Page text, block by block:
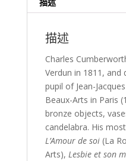
描述
描述
Charles
Verdun in 1811, and
pupil of Jean-
Beaux-Arts in Paris
bronze objects,
candelabra. His
L’Amour de soi(La
Arts), Lesbie et son